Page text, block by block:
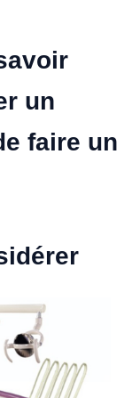
un
faire un